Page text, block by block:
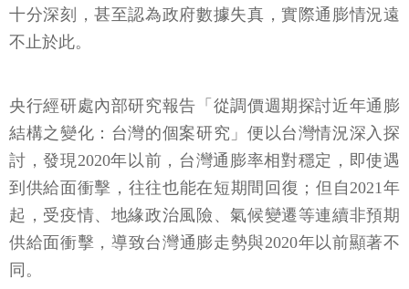
十分深刻，甚至認為政府數據失真，實際通膨情況遠
不止於此。
央行經研處內部研究報告「從調價週期探討近年通膨
結構之變化：台灣的個案研究」便以台灣情況深入探
討，發現2020年以前，台灣通膨率相對穩定，即使遇
到供給面衝擊，往往也能在短期間回復；但自2021年
起，受疫情、地緣政治風險、氣候變遷等連續非預期
供給面衝擊，導致台灣通膨走勢與2020年以前顯著不
同。